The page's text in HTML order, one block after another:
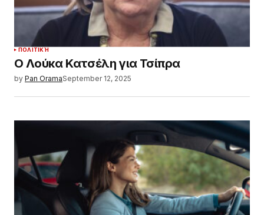
ΠΟΛΙΤΙΚΉ
Ο Λούκα Κατσέλη για Τσίπρα
by Pan OramaSeptember 12, 2025